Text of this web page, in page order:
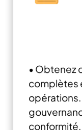
• Obtenez
complètes
opérations.
conformité.